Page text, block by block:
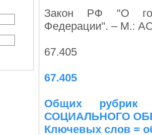
Закон РФ "О
Федерации". – М.:
67.405
67.405
Общих
СОЦИАЛЬНОГО
Ключевых слов =